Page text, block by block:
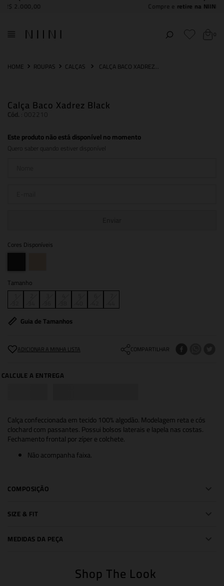
retire na NIINI JK Iguatemi
0
ROUPAS CALÇAS CALÇA BACO XADREZ BLACK
Calça Baco Xadrez Black
:
Este produto não está disponível no momento
Quero saber quando estiver disponível
Cores Disponíveis
Tamanho
Guia de Tamanhos
COMPARTILHAR
Calça confeccionada em tecido 100% algodão. Modelagem reta e cós
clochard com passantes. Possui bolsos laterais e lapela nas costas.
Fechamento frontal por zíper e colchete.
Não acompanha faixa.
COMPOSIÇÃO
SIZE & FIT
MEDIDAS DA PEÇA
Shop The Look